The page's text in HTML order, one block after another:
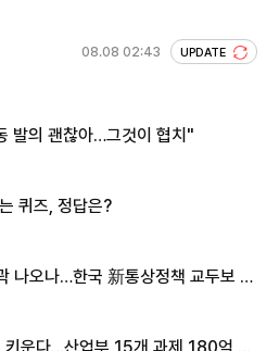
08.08 02:43 UPDATE
발의 괜찮아…그것이 협치"
퀴즈, 정답은?
나오나…한국 新통상정책 교두보 활
키운다…산업부 15개 과제 180억 지